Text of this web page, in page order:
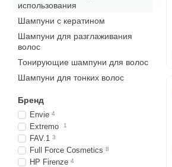
использования
Шампуни с кератином
Шампуни для разглаживания
волос
Тонирующие шампуни для волос
Шампуни для тонких волос
Бренд
Envie 4
Extremo 1
FAV.1 3
Full Force Cosmetics 8
HP Firenze 4